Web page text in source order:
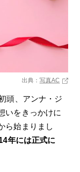
出典： 写真AC
頭、アンナ・ジ
いをきっかけに
ら始まりまし
年には正式に